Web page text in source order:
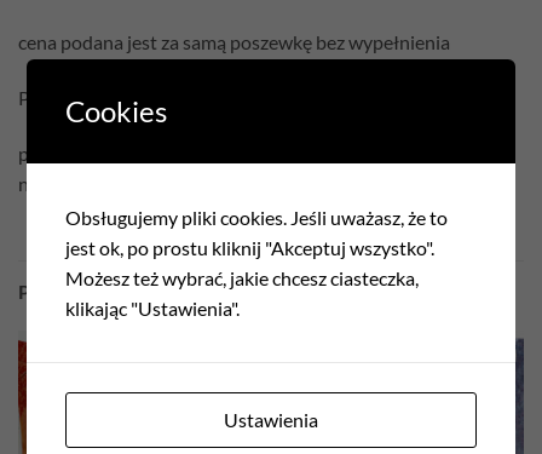
cena podana jest za samą poszewkę bez wypełnienia
Pielęgnacja:
prać w temperaturze 30°C
nie czyścić chemicznie
PODOBNE PRODUKTY
Add to
Add to
Cookies
Obsługujemy pliki cookies. Jeśli uważasz, że to
jest ok, po prostu kliknij "Akceptuj wszystko".
Możesz też wybrać, jakie chcesz ciasteczka,
klikając "Ustawienia".
Ustawienia